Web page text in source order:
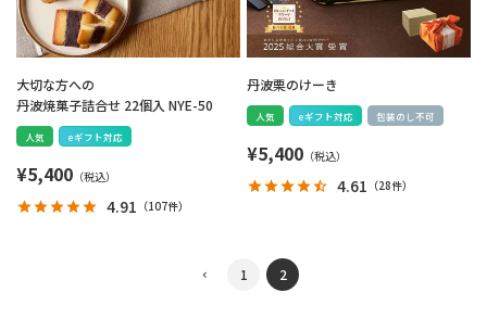
大切な方への
丹波焼菓子詰合せ 22個入 NYE-50
人気 eギフト対応
¥5,400
4.91 （107件）
丹波栗のけーき
人気 eギフト対応 包装のし不可
¥5,400
4.61 （28件）
1 2